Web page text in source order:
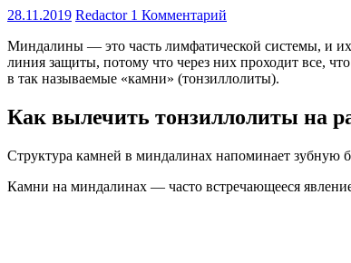
28.11.2019 Redactor 1 Комментарий
Миндалины — это часть лимфатической системы, и их
линия защиты, потому что через них проходит все,
в так называемые «камни» (тонзиллолиты).
Как вылечить тонзиллолиты на
Структура камней в миндалинах напоминает зубную
Камни на миндалинах — часто встречающееся